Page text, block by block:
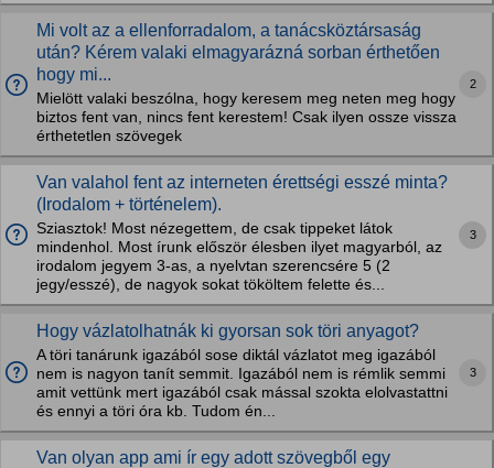
Mi volt az a ellenforradalom, a tanácsköztársaság
után? Kérem valaki elmagyarázná sorban érthetően
hogy mi...
Mielött valaki beszólna, hogy keresem meg neten meg hogy
biztos fent van, nincs fent kerestem! Csak ilyen ossze vissza
érthetetlen szövegek
2
Van valahol fent az interneten érettségi esszé minta?
(Irodalom + történelem).
Sziasztok! Most nézegettem, de csak tippeket látok
mindenhol. Most írunk először élesben ilyet magyarból, az
irodalom jegyem 3-as, a nyelvtan szerencsére 5 (2
jegy/esszé), de nagyok sokat tököltem felette és...
3
Hogy vázlatolhatnák ki gyorsan sok töri anyagot?
A töri tanárunk igazából sose diktál vázlatot meg igazából
nem is nagyon tanít semmit. Igazából nem is rémlik semmi
amit vettünk mert igazából csak mással szokta elolvastattni
és ennyi a töri óra kb. Tudom én...
3
Van olyan app ami ír egy adott szövegből egy